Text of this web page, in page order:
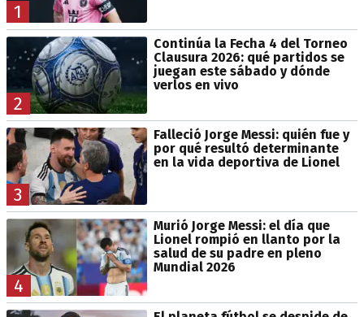
1
2
Continúa la Fecha 4 del Torneo
Clausura 2026: qué partidos se
juegan este sábado y dónde
verlos en vivo
3
Falleció Jorge Messi: quién fue y
por qué resultó determinante
en la vida deportiva de Lionel
4
Murió Jorge Messi: el día que
Lionel rompió en llanto por la
salud de su padre en pleno
Mundial 2026